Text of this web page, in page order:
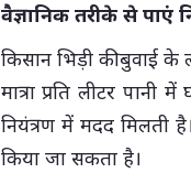
वैज्ञानिक तरीके से पाएं
किसान भिड़ी की बुवाई के
मात्रा प्रति लीटर
नियंत्रण में मदद मिलती
किया जा सकता है।